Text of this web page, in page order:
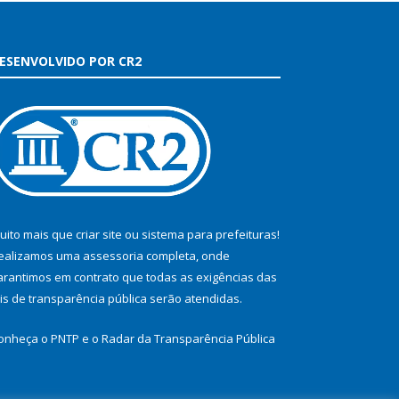
POR CR2
mais que criar site ou sistema para prefeituras!
uma assessoria completa, onde
em contrato que todas as exigências das
de transparência pública serão atendidas.
o PNTP e o Radar da Transparência Pública